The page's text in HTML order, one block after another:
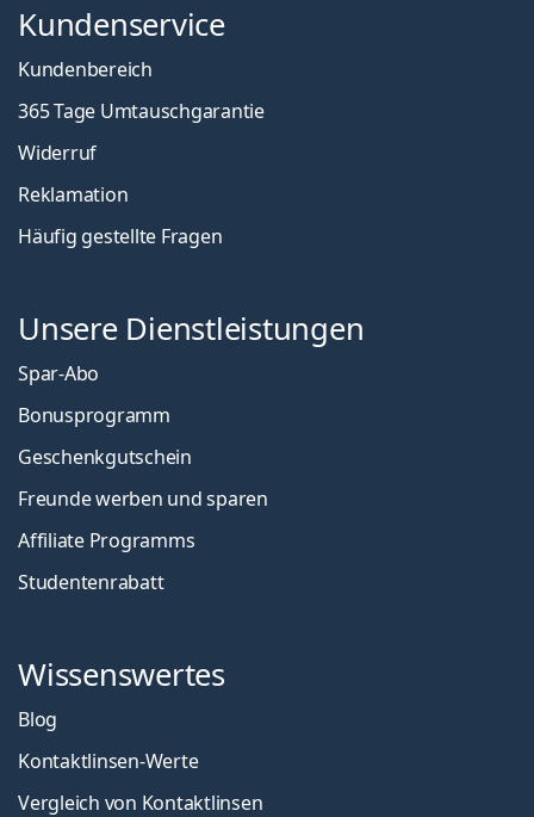
Kundenservice
Kundenbereich
365 Tage Umtauschgarantie
Widerruf
Reklamation
Häufig gestellte Fragen
Unsere Dienstleistungen
Spar-Abo
Bonusprogramm
Geschenkgutschein
Freunde werben und sparen
Affiliate Programms
Studentenrabatt
Wissenswertes
Blog
Kontaktlinsen-Werte
Vergleich von Kontaktlinsen